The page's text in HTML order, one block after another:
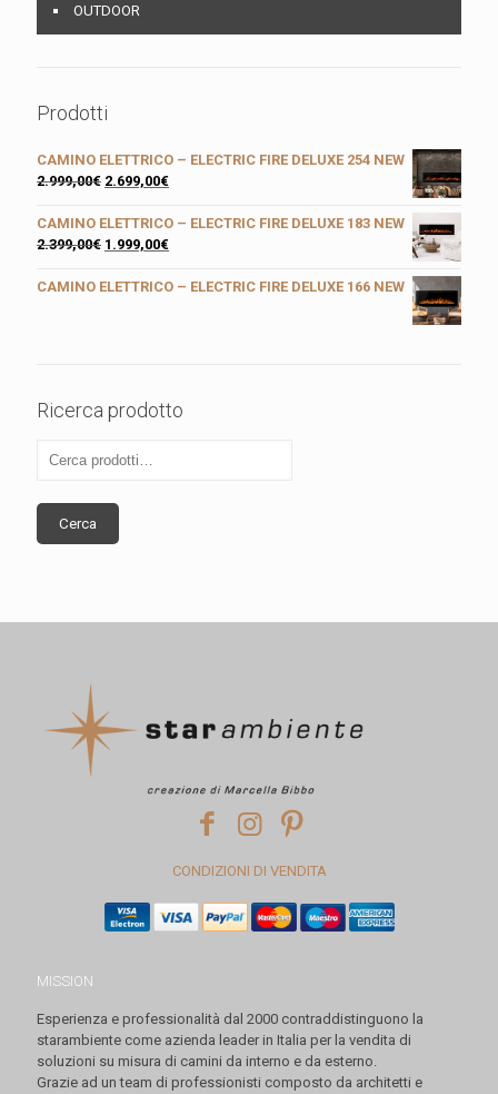
OUTDOOR
Prodotti
CAMINO ELETTRICO – ELECTRIC FIRE DELUXE 254 NEW
2.999,00€ 2.699,00€
CAMINO ELETTRICO – ELECTRIC FIRE DELUXE 183 NEW
2.399,00€ 1.999,00€
CAMINO ELETTRICO – ELECTRIC FIRE DELUXE 166 NEW
Ricerca prodotto
Cerca
CONDIZIONI DI VENDITA
MISSION
Esperienza e professionalità dal 2000 contraddistinguono la
starambiente come azienda leader in Italia per la vendita di
soluzioni su misura di camini da interno e da esterno.
Grazie ad un team di professionisti composto da architetti e